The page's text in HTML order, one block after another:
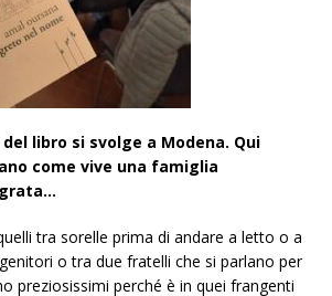
libro si svolge a Modena. Qui
come vive una famiglia
tra sorelle prima di andare a letto o a
o tra due fratelli che si parlano per
preziosissimi perché è in quei frangenti